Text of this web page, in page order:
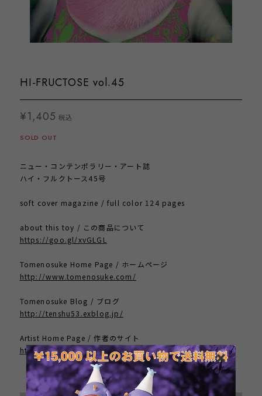
HI-FRUCTOSE vol.45
¥1,405 税込
SOLD OUT
ニュー・コンテンポラリー・アート誌
ハイ・フルクトース45号
soft cover magazine / full color 124 pages
about this toy / この商品について
https://goo.gl/xvGLGL
Tomenosuke Home Page / ホームページ
http://www.tomenosuke.com/
Tomenosuke Blog / ブログ
http://tenshu53.exblog.jp/
Artist Home Page / 作者のサイト
http://hifructose.com/
International shipping available